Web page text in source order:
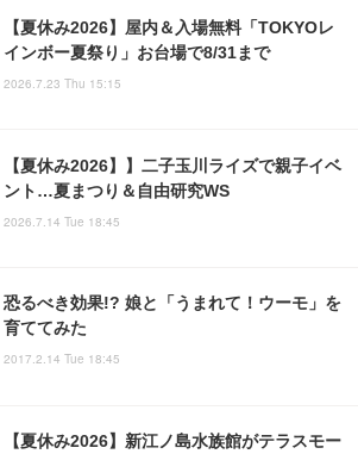
【夏休み2026】屋内＆入場無料「TOKYOレ
インボー夏祭り」お台場で8/31まで
2026.7.23 Thu 15:15
【夏休み2026】】二子玉川ライズで親子イベ
ント…夏まつり＆自由研究WS
2026.7.14 Tue 18:45
恐るべき効果!? 娘と「うまれて！ウーモ」を
育ててみた
2017.2.14 Tue 18:45
【夏休み2026】新江ノ島水族館がテラスモー